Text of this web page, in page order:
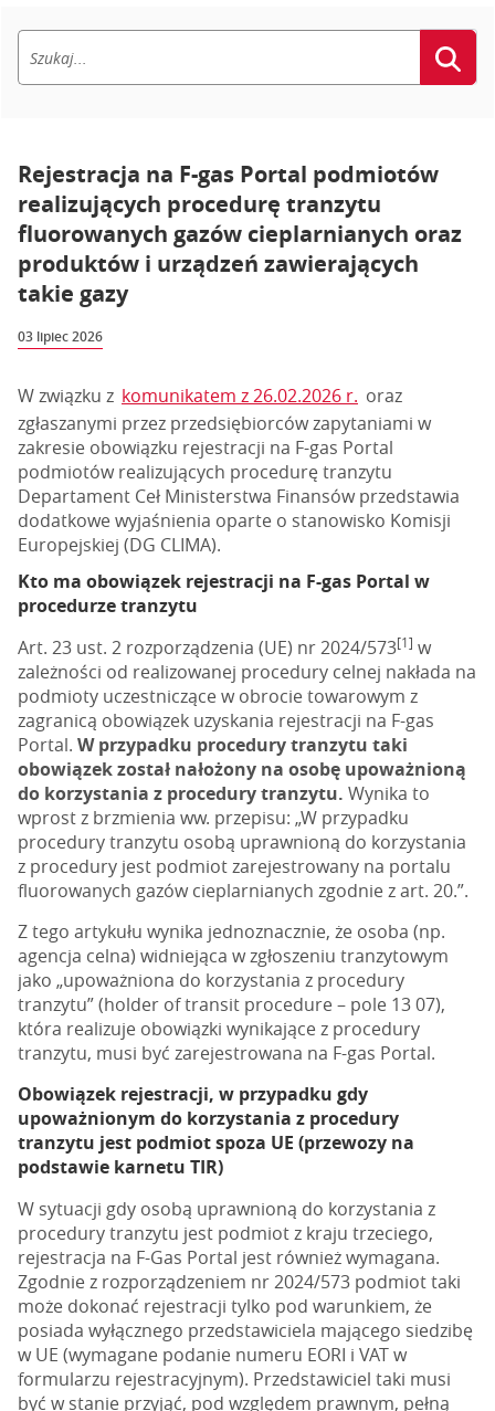
Rejestracja na F-gas Portal podmiotów
realizujących procedurę tranzytu
fluorowanych gazów cieplarnianych oraz
produktów i urządzeń zawierających
takie gazy
03 lipiec 2026
W związku z komunikatem z 26.02.2026 r. oraz
zgłaszanymi przez przedsiębiorców zapytaniami w
zakresie obowiązku rejestracji na F-gas Portal
podmiotów realizujących procedurę tranzytu
Departament Ceł Ministerstwa Finansów przedstawia
dodatkowe wyjaśnienia oparte o stanowisko Komisji
Europejskiej (DG CLIMA).
Kto ma obowiązek rejestracji na F-gas Portal w
procedurze tranzytu
Art. 23 ust. 2 rozporządzenia (UE) nr 2024/573[1] w
zależności od realizowanej procedury celnej nakłada na
podmioty uczestniczące w obrocie towarowym z
zagranicą obowiązek uzyskania rejestracji na F-gas
Portal. W przypadku procedury tranzytu taki
obowiązek został nałożony na osobę upoważnioną
do korzystania z procedury tranzytu. Wynika to
wprost z brzmienia ww. przepisu: „W przypadku
procedury tranzytu osobą uprawnioną do korzystania
z procedury jest podmiot zarejestrowany na portalu
fluorowanych gazów cieplarnianych zgodnie z art. 20.”.
Z tego artykułu wynika jednoznacznie, że osoba (np.
agencja celna) widniejąca w zgłoszeniu tranzytowym
jako „upoważniona do korzystania z procedury
tranzytu” (holder of transit procedure – pole 13 07),
która realizuje obowiązki wynikające z procedury
tranzytu, musi być zarejestrowana na F-gas Portal.
Obowiązek rejestracji, w przypadku gdy
upoważnionym do korzystania z procedury
tranzytu jest podmiot spoza UE (przewozy na
podstawie karnetu TIR)
W sytuacji gdy osobą uprawnioną do korzystania z
procedury tranzytu jest podmiot z kraju trzeciego,
rejestracja na F-Gas Portal jest również wymagana.
Zgodnie z rozporządzeniem nr 2024/573 podmiot taki
może dokonać rejestracji tylko pod warunkiem, że
posiada wyłącznego przedstawiciela mającego siedzibę
w UE (wymagane podanie numeru EORI i VAT w
formularzu rejestracyjnym). Przedstawiciel taki musi
być w stanie przyjąć, pod względem prawnym, pełną